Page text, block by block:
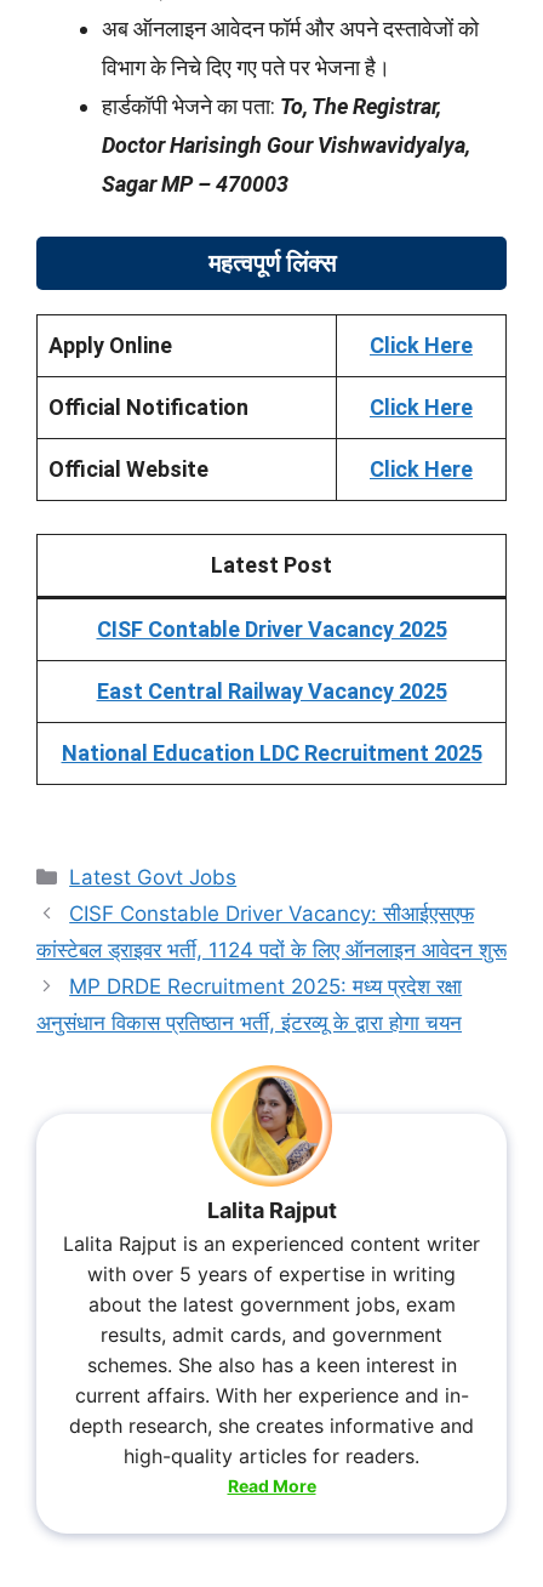
अब ऑनलाइन आवेदन फॉर्म और अपने दस्तावेजों को
विभाग के निचे दिए गए पते पर भेजना है।
हार्डकॉपी भेजने का पता: To, The Registrar,
Doctor Harisingh Gour Vishwavidyalya,
Sagar MP – 470003
महत्वपूर्ण लिंक्स
Apply Online Click Here
Official Notification Click Here
Official Website Click Here
Latest Post
CISF Contable Driver Vacancy 2025
East Central Railway Vacancy 2025
National Education LDC Recruitment 2025
Categories
Latest Govt Jobs
CISF Constable Driver Vacancy: सीआईएसएफ
कांस्टेबल ड्राइवर भर्ती, 1124 पदों के लिए ऑनलाइन आवेदन शुरू
MP DRDE Recruitment 2025: मध्य प्रदेश रक्षा
अनुसंधान विकास प्रतिष्ठान भर्ती, इंटरव्यू के द्वारा होगा चयन
Lalita Rajput
Lalita Rajput is an experienced content writer
with over 5 years of expertise in writing
about the latest government jobs, exam
results, admit cards, and government
schemes. She also has a keen interest in
current affairs. With her experience and in-
depth research, she creates informative and
high-quality articles for readers.
Read More